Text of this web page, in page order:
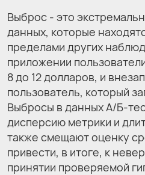
Выброс - это
данных, которые
пределами других
приложении
8 до 12 долларов, и
пользователь, который
Выбросы в данных А/Б-
дисперсию метрики и
также смещают оценку
привести, в итоге, к
принятии проверяемой